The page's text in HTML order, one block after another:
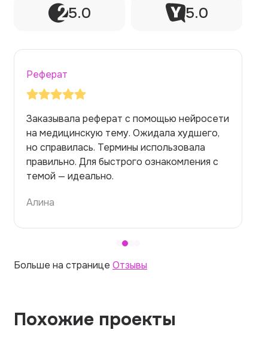
5.0 5.0
Реферат
Заказывала реферат с помощью нейросети
на медицинскую тему. Ожидала худшего,
но справилась. Термины использовала
правильно. Для быстрого ознакомления с
темой — идеально.
Алина
Больше на странице Отзывы
Похожие проекты